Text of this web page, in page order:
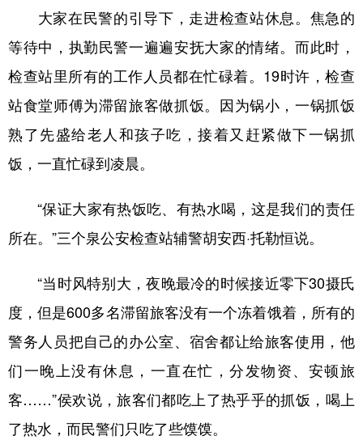
大家在民警的引导下，走进检查站休息。焦急的
等待中，执勤民警一遍遍安抚大家的情绪。而此时，
检查站里所有的工作人员都在忙碌着。19时许，检查
站食堂师傅为滞留旅客做抓饭。因为锅小，一锅抓饭
熟了先盛给老人和孩子吃，接着又赶紧做下一锅抓
饭，一直忙碌到凌晨。
“保证大家有热饭吃、有热水喝，这是我们的责任
所在。”三个泉公安检查站辅警胡安西·托勒恒说。
“当时风特别大，夜晚最冷的时候接近零下30摄氏
度，但是600多名滞留旅客没有一个冻着饿着，所有的
警务人员把自己的办公室、宿舍都让给旅客使用，他
们一晚上没有休息，一直在忙，分发物资、安顿旅
客……”侯欢说，旅客们都吃上了热乎乎的抓饭，喝上
了热水，而民警们只吃了些馍馍。